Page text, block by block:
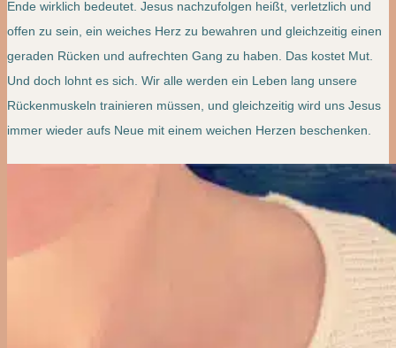
Ende wirklich bedeutet. Jesus nachzufolgen heißt, verletzlich und
offen zu sein, ein weiches Herz zu bewahren und gleichzeitig einen
geraden Rücken und aufrechten Gang zu haben. Das kostet Mut.
Und doch lohnt es sich. Wir alle werden ein Leben lang unsere
Rückenmuskeln trainieren müssen, und gleichzeitig wird uns Jesus
immer wieder aufs Neue mit einem weichen Herzen beschenken.